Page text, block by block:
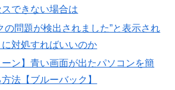
できない場合は
の問題が検出されました”と表示され
対処すればいいのか
ーン】青い画面が出たパソコンを簡
法【ブルーバック】